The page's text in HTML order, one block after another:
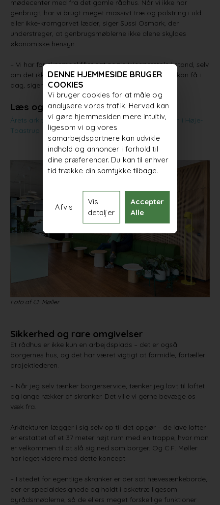
mødecenter med fra det gamle rådhus. Når vi ikke har
genbrugt, har vi brugt meget massivt træ og polstring i uld
eller ikke-kromgarvet læder, siger Sussi Osmark, der
understreger, at genbrugsmøblerne ikke alene skyldes
økonomiske hensyn.
– Vi har for eksempel fået sat nogle Wegnerstole i stand, selv
om det ikke var billigt. De var i en kvalitet, man ikke kan få i
dag, siger hun.
Læs også:
Årets arkitekturborgmester er kendt på skaterbanen i Høje-
Taastrup
Foto af CF Møller
Sikkerhed og rare omgivelser
Et rådhus er ikke kun en arbejdsplads – det er også
borgernes hus, og det har været vigtigt at formidle, fortæller
projektlederen.
– Når jeg selv tænker borgerservice, tænker jeg lavt til loftet
og lange rækker af skranker. Det ville vi gerne bevæge os
væk fra.
Arkitekturen lægger i sig selv op til det opgør – de lave lofter
er erstattet af et 37 meter højt rum med en trappe, hvor man
er velkommen til at slå sig ned som borger. Og C.F. Møller
har leget videre med dette koncept.
– I stedet for egentlige skranker er der sat hævesænkeborde,
der er specialdesignede og holdt i asketræ ligesom
byrådsmøblerne, så de ellers meget forskellige funktioner
DENNE HJEMMESIDE BRUGER
COOKIES
Vi bruger cookies for at måle og
analysere vores trafik. Herved kan
vi gøre hjemmesiden mere intuitiv,
ligesom vi og vores
samarbejdspartnere kan udvikle
indhold og annoncer i forhold til
dine præferencer. Du kan til enhver
tid trække din samtykke tilbage.
Afvis
Vis
detaljer
Accepter
Alle